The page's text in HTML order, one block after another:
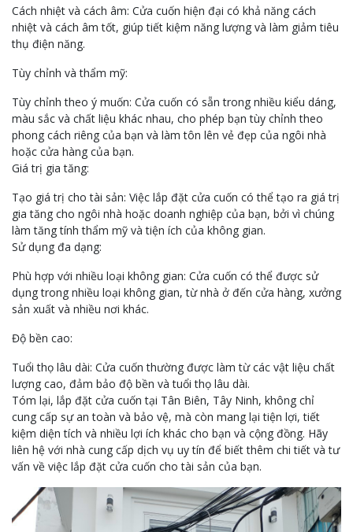
Cách nhiệt và cách âm: Cửa cuốn hiện đại có khả năng cách
nhiệt và cách âm tốt, giúp tiết kiệm năng lượng và làm giảm tiêu
thụ điện năng.
Tùy chỉnh và thẩm mỹ:
Tùy chỉnh theo ý muốn: Cửa cuốn có sẵn trong nhiều kiểu dáng,
màu sắc và chất liệu khác nhau, cho phép bạn tùy chỉnh theo
phong cách riêng của bạn và làm tôn lên vẻ đẹp của ngôi nhà
hoặc cửa hàng của bạn.
Giá trị gia tăng:
Tạo giá trị cho tài sản: Việc lắp đặt cửa cuốn có thể tạo ra giá trị
gia tăng cho ngôi nhà hoặc doanh nghiệp của bạn, bởi vì chúng
làm tăng tính thẩm mỹ và tiện ích của không gian.
Sử dụng đa dạng:
Phù hợp với nhiều loại không gian: Cửa cuốn có thể được sử
dụng trong nhiều loại không gian, từ nhà ở đến cửa hàng, xưởng
sản xuất và nhiều nơi khác.
Độ bền cao:
Tuổi thọ lâu dài: Cửa cuốn thường được làm từ các vật liệu chất
lượng cao, đảm bảo độ bền và tuổi thọ lâu dài.
Tóm lại, lắp đặt cửa cuốn tại Tân Biên, Tây Ninh, không chỉ
cung cấp sự an toàn và bảo vệ, mà còn mang lại tiện lợi, tiết
kiệm diện tích và nhiều lợi ích khác cho bạn và cộng đồng. Hãy
liên hệ với nhà cung cấp dịch vụ uy tín để biết thêm chi tiết và tư
vấn về việc lắp đặt cửa cuốn cho tài sản của bạn.